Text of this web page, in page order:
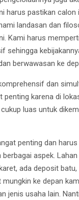
harus pastikan calon
landasan dan
Kami harus
sehingga
berwawasan ke
dan
penting karena di
luas untuk
penting dan harus
aspek.
ada deposit
mungkin ke depan
jenis usaha lain.